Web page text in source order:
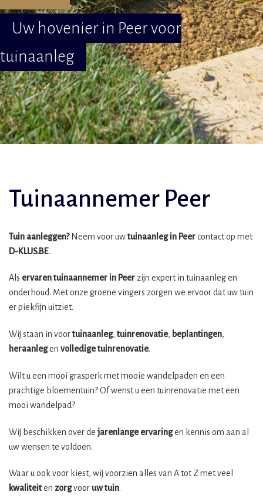
Uw hovenier in Peer voor
tuinaanleg
Tuinaannemer Peer
Tuin aanleggen?Neem voor uwtuinaanleg in Peercontact op met
D-KLUS.BE.
Als ervaren tuinaannemer in Peer zijn expert in tuinaanleg en
onderhoud. Met onze groene vingers zorgen we ervoor dat uw tuin
er piekfijn uitziet.
Wij staan in voortuinaanleg, tuinrenovatie, beplantingen,
heraanlegen volledige tuinrenovatie.
Wilt u een mooi grasperk met mooie wandelpaden en een
prachtige bloementuin? Of wenst u een tuinrenovatie met een
mooi wandelpad?
Wij beschikken over dejarenlange ervaringen kennis om aan al
uw wensen te voldoen.
Waar u ook voor kiest, wij voorzien alles van A tot Z met veel
kwaliteiten zorgvoor uw tuin.